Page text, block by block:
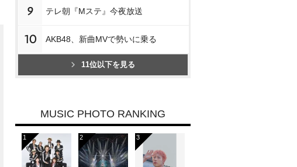
9 テレ朝『Mステ』今夜放送
10 AKB48、新曲MVで勢いに乗る
11位以下を見る
MUSIC PHOTO RANKING